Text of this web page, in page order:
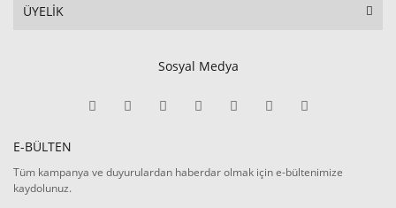
ÜYELİK
Sosyal Medya
E-BÜLTEN
Tüm kampanya ve duyurulardan haberdar olmak için e-bültenimize
kaydolunuz.